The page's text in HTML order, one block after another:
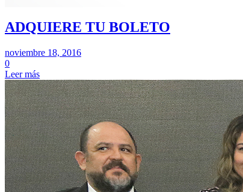
ADQUIERE TU BOLETO
noviembre 18, 2016
0
Leer más